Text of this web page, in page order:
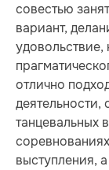
совестью
вариант,
удовольствие,
отлично
деятельности,
танцевальных
выступления,